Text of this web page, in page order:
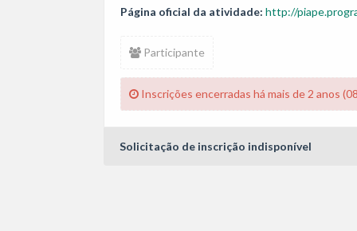
Página oficial da atividade: http://
Participante
Inscrições encerradas há mais de 2 anos
Solicitação de inscrição indisponível